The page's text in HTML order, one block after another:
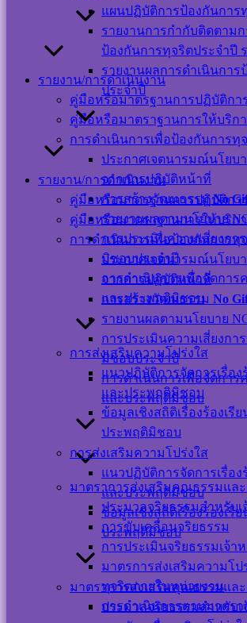
รายงาน/การดำเนินงาน
คู่มือหรือมาตรฐานการปฏิบัติกา
คู่มือหรือมาตราฐานการให้บริก
การดำเนินการเพื่อป้องกันการทุ
ประกาศเจตนารมณ์นโยบา
จากการปฏิบัติหน้าที่
การสร้างวัฒนธรรมNo
รายงานผลตามนโยบาย
การประเมินความเสี่ยงก
มิชอบประจำปี
การดำเนินการเพื่อจัดการ
และประพฤติมิชอบ
การส่งเสริมความโปร่งใส
แนวปฏิบัติการจัดการเรื่อง
และประพฤติมิชอบ
ข้อมูลเชิงสถิติเรื่องร้องเรี
ประพฤติมิชอบ
มาตราการส่งเสริมคุณธรรมแล
ประมวลจริยธรรมสำหรับ
การขับเคลื่อนจริยธรรม
การประเมินจริยธรรมเจ้า
มาตรการส่งเสริมความโ
ทุจริตภายในหน่วยงาน
การดำเนินการตามมาตรา
แผนปฏิบัติการป้องกันการ
รายงานการกำกับติดตามก
ป้องกันการทุจริตประจำปี
รายงานผลการดำเนินกา
ประจำปี
รายงาน/การดำเนินงาน
คู่มือหรือมาตรฐานการปฏิบัติกา
คู่มือหรือมาตราฐานการให้บริก
การดำเนินการเพื่อป้องกันการทุ
ประกาศเจตนารมณ์นโยบา
จากการปฏิบัติหน้าที่
การสร้างวัฒนธรรม No
รายงานผลตามนโยบาย
การประเมินความเสี่ยงก
มิชอบประจำปี
การดำเนินการเพื่อจัดการ
และประพฤติมิชอบ
การส่งเสริมความโปร่งใส
แนวปฏิบัติการจัดการเรื่อง
และประพฤติมิชอบ
ข้อมูลเชิงสถิติเรื่องร้องเรี
ประพฤติมิชอบ
มาตราการส่งเสริมคุณธรรมแล
ประมวลจริยธรรมสำหรับ
216.73.216.76
WPS Visitor
เครือข่าย
ออนไลน์
แผนผังเว็บไซต์
คุ้มครองข้อมูล
ส่วนบุคคล และ
มั่นคงปลอดภัย
©สงวนลิขสิทธิ์ เทศบาลตำบลปากพะยูน.
ติดต่อ-สอบถาม